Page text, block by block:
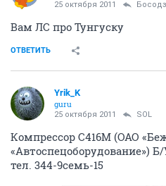
25 октября 2011
Вам ЛС про Тунгуску
ОТВЕТИТЬ
Yrik_K
guru
25 октября 2011 SOL
Компрессор С416М (ОАО
«Автоспецоборудование»)
тел. 344-9семь-15